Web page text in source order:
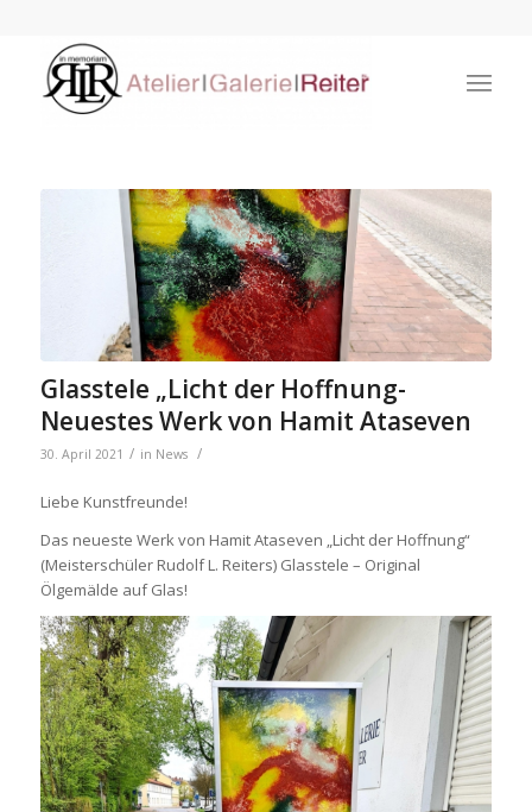
Glasstele „Licht der Hoffnung-
Neuestes Werk von Hamit Ataseven
30. April 2021 / in News /
Liebe Kunstfreunde!
Das neueste Werk von Hamit Ataseven „Licht der Hoffnung“
(Meisterschüler Rudolf L. Reiters) Glasstele – Original
Ölgemälde auf Glas!